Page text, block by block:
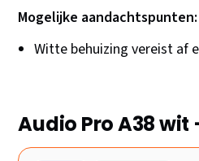
Mogelijke aandachtspunten:
Witte behuizing vereist af
Audio Pro A38